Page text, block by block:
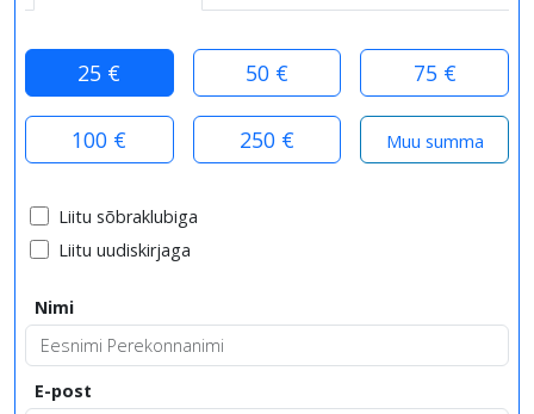
25 € 50 € 75 €
100 € 250 €
Liitu sõbraklubiga
Liitu uudiskirjaga
Nimi
E-post